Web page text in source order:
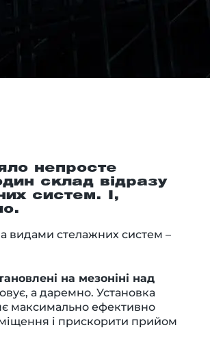
непросте
склад відразу
систем. І,
видами стелажних систем –
на мезоніні над
а даремно. Установка
максимально ефективно
і прискорити прийом